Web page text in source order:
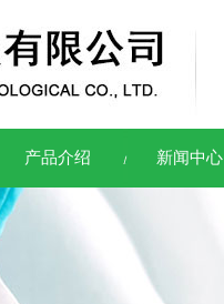
产品介绍 新闻中心